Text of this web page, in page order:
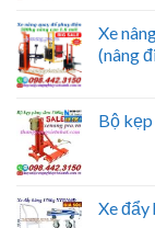
Xe
(nâng
Bộ
Xe